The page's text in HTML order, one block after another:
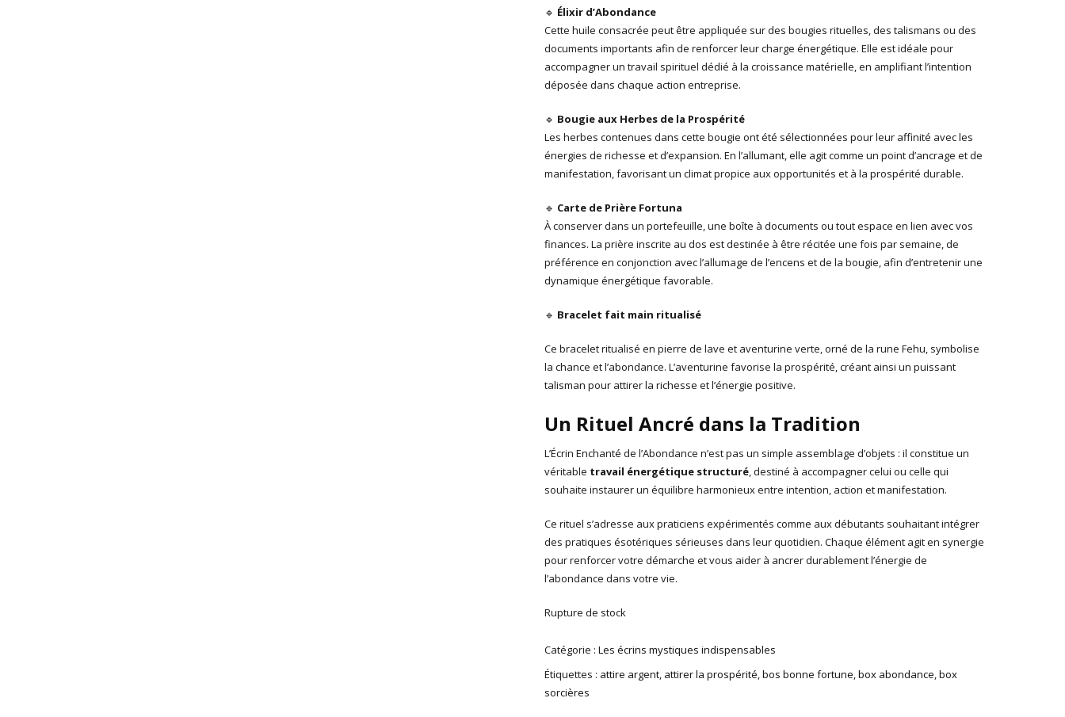
🔹 Élixir d’Abondance
Cette huile consacrée peut être appliquée sur des bougies rituelles, des talismans ou des
documents importants afin de renforcer leur charge énergétique. Elle est idéale pour
accompagner un travail spirituel dédié à la croissance matérielle, en amplifiant l’intention
déposée dans chaque action entreprise.
🔹 Bougie aux Herbes de la Prospérité
Les herbes contenues dans cette bougie ont été sélectionnées pour leur affinité avec les
énergies de richesse et d’expansion. En l’allumant, elle agit comme un point d’ancrage et de
manifestation, favorisant un climat propice aux opportunités et à la prospérité durable.
🔹 Carte de Prière Fortuna
À conserver dans un portefeuille, une boîte à documents ou tout espace en lien avec vos
finances. La prière inscrite au dos est destinée à être récitée une fois par semaine, de
préférence en conjonction avec l’allumage de l’encens et de la bougie, afin d’entretenir une
dynamique énergétique favorable.
🔹 Bracelet fait main ritualisé
Ce bracelet ritualisé en pierre de lave et aventurine verte, orné de la rune Fehu, symbolise
la chance et l’abondance. L’aventurine favorise la prospérité, créant ainsi un puissant
talisman pour attirer la richesse et l’énergie positive.
Un Rituel Ancré dans la Tradition
L’Écrin Enchanté de l’Abondance n’est pas un simple assemblage d’objets : il constitue un
véritable travail énergétique structuré, destiné à accompagner celui ou celle qui
souhaite instaurer un équilibre harmonieux entre intention, action et manifestation.
Ce rituel s’adresse aux praticiens expérimentés comme aux débutants souhaitant intégrer
des pratiques ésotériques sérieuses dans leur quotidien. Chaque élément agit en synergie
pour renforcer votre démarche et vous aider à ancrer durablement l’énergie de
l’abondance dans votre vie.
Rupture de stock
Catégorie : Les écrins mystiques indispensables
Étiquettes : attire argent, attirer la prospérité,bos bonne fortune,box abondance,box
sorcières